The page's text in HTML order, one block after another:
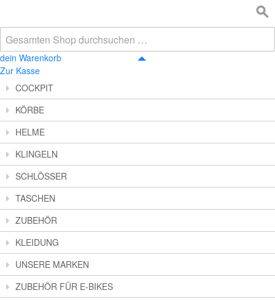
dein Warenkorb
Zur Kasse
COCKPIT
KÖRBE
HELME
KLINGELN
SCHLÖSSER
TASCHEN
ZUBEHÖR
KLEIDUNG
UNSERE MARKEN
ZUBEHÖR FÜR E-BIKES